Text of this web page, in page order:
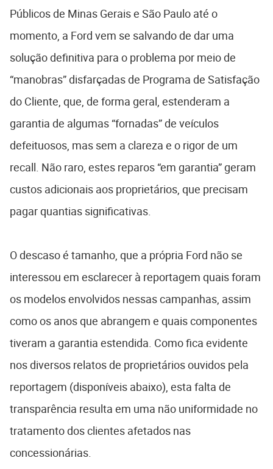
Públicos de Minas Gerais e São Paulo até o
momento, a Ford vem se salvando de dar uma
solução definitiva para o problema por meio de
“manobras” disfarçadas de Programa de Satisfação
do Cliente, que, de forma geral, estenderam a
garantia de algumas “fornadas” de veículos
defeituosos, mas sem a clareza e o rigor de um
recall. Não raro, estes reparos “em garantia” geram
custos adicionais aos proprietários, que precisam
pagar quantias significativas.
O descaso é tamanho, que a própria Ford não se
interessou em esclarecer à reportagem quais foram
os modelos envolvidos nessas campanhas, assim
como os anos que abrangem e quais componentes
tiveram a garantia estendida. Como fica evidente
nos diversos relatos de proprietários ouvidos pela
reportagem (disponíveis abaixo), esta falta de
transparência resulta em uma não uniformidade no
tratamento dos clientes afetados nas
concessionárias.